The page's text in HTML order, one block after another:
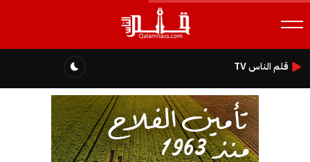
قلم الناس TV